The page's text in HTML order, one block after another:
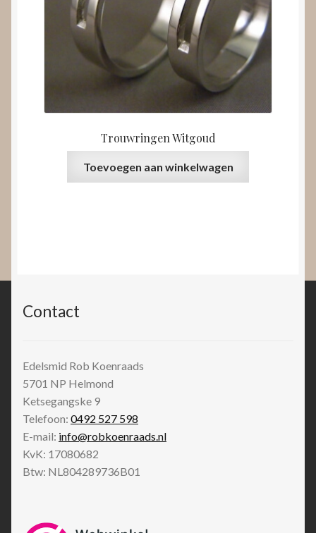
Trouwringen Witgoud
Toevoegen aan winkelwagen
Contact
Edelsmid Rob Koenraads
5701 NP Helmond
Ketsegangske 9
Telefoon: 0492 527 598
E-mail: info@robkoenraads.nl
KvK: 17080682
Btw: NL804289736B01